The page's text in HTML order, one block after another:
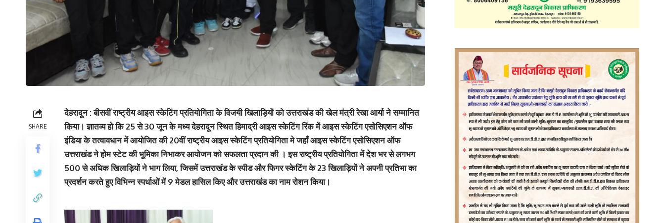
SHARE
देहरादून : बीसवीं राष्ट्रीय आइस स्केटिंग प्रतियोगिता के विजयी खिलाड़ियों को उत्तराखंड की खेल मंत्री रेखा आर्या ने सम्मानित
किया। ज्ञातव्य हो कि 25 से 30 जून के मध्य देहरादून स्थित हिमाद्री आइस स्केटिंग रिंक में आइस स्केटिंग एसोसिएशन ऑफ
इंडिया के तत्वावधान में आयोजित की 20वीं राष्ट्रीय आइस स्केटिंग प्रतियोगिता मे जहाँ आइस स्केटिंग एसोसिएशन ऑफ
उत्तराखंड ने होम स्टेट की भूमिका निभाकर आयोजन को सफलता प्रदान की । इस राष्ट्रीय प्रतियोगिता में देश भर से लगभग
500 से अधिक खिलाड़ियों ने भाग लिया, जिसमें उत्तराखंड के स्पीड और फिगर स्केटिंग के 23 खिलाड़ियों ने अपनी प्रतिभा का
प्रदर्शन करते हुए विभिन्न स्पर्धाओं में 9 मेडल हासिल किए और उत्तराखंड का नाम रोशन किया।